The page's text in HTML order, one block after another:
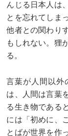
んじる日本人は
とを忘れてしま
他者との関わり
もしれない。狸
る。
言葉が人間以外
は、人間は言葉
る生き物である
には「初めに、
とばが世界を作